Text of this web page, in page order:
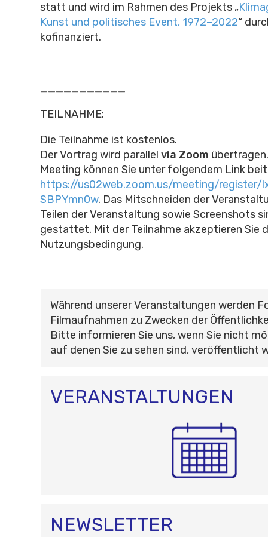
statt und wird im Rahmen des Projekts „
Kunst und politisches Event, 1972–2022“
kofinanziert.
___________
TEILNAHME:
Die Teilnahme ist kostenlos.
Der Vortrag wird parallel via Zoom
Meeting können Sie unter folgendem Link
https://us02web.zoom.us/meeting/register/
SBPYmn0w. Das Mitschneiden der
Teilen der Veranstaltung sowie Screenshots
gestattet. Mit der Teilnahme akzeptieren Sie
Nutzungsbedingung.
Während unserer Veranstaltungen werden
Filmaufnahmen zu Zwecken der
Bitte informieren Sie uns, wenn Sie nicht
auf denen Sie zu sehen sind, veröffentlicht
VERANSTALTUNGEN
NEWSLETTER